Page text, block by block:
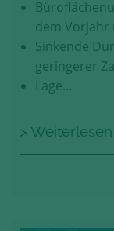
dem Vorjahr
Sinkende
geringerer
Lage…
> Weiterlesen